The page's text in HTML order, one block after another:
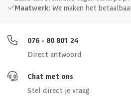
Maatwerk: We maken het
076 - 80 801 24
Direct antwoord
Chat met ons
Stel direct je vraag